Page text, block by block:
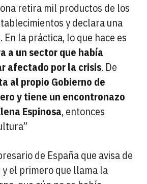
retira mil productos de los
y declara una
En la práctica, lo que hace es
a un sector que había
afectado por la crisis. De
al propio Gobierno de
y tiene un encontronazo
Espinosa, entonces
de España que avisa de
y el primero que llama la